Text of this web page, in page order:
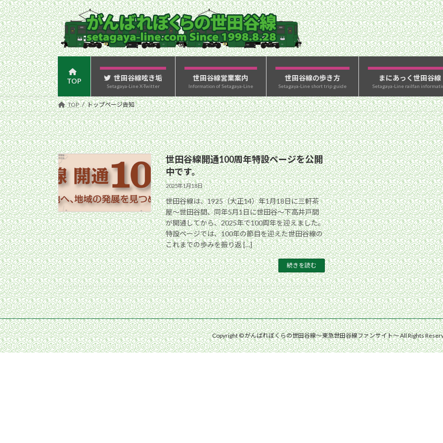
コ
ン
テ
ン
ツ
へ
ス
キ
ッ
プ
ナ
ビ
ゲ
ー
シ
ョ
ン
に
移
動
TOP 世田谷線呟き垢
Setagaya-Line X-Twitter
世田谷線営業案内
Information of Setagaya-Line
世田谷線の歩き方
Setagaya-Line short trip guide
まにあっく世田谷線
Setagaya-Line railfan
TOP トップページ告知
世田谷線開通100周年特設ページを公開
中です。
2025年1月18日
世田谷線は、1925（大正14）年1月18日に三軒茶
屋〜世田谷間、同年5月1日に世田谷〜下高井戸間
が開通してから、2025年で100周年を迎えました。
特設ページでは、100年の節目を迎えた世田谷線の
これまでの歩みを振り返 […]
続きを読む
Copyright © がんばれぼくらの世田谷線〜東急世田谷線ファンサイト〜 All Rights